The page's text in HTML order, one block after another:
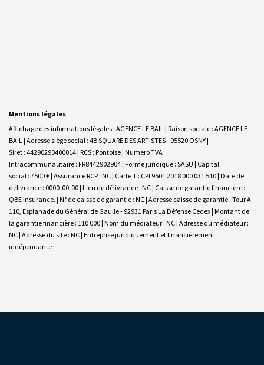
Mentions légales
Affichage des informations légales : AGENCE LE BAIL | Raison sociale : AGENCE LE
BAIL | Adresse siège social : 4B SQUARE DES ARTISTES - 95520 OSNY |
Siret : 44290290400014 | RCS : Pontoise | Numero TVA
Intracommunautaire : FR8442902904 | Forme juridique : SASU | Capital
social : 7500 € | Assurance RCP : NC | Carte T : CPI 9501 2018 000 031 510 | Date de
délivrance : 0000-00-00 | Lieu de délivrance : NC | Caisse de garantie financière :
QBE Insurance. | N° de caisse de garantie : NC | Adresse caisse de garantie : Tour A -
110, Esplanade du Général de Gaulle - 92931 Paris La Défense Cedex | Montant de
la garantie financière : 110 000 | Nom du médiateur : NC | Adresse du médiateur :
NC | Adresse du site : NC | Entreprise juridiquement et financièrement
indépendante